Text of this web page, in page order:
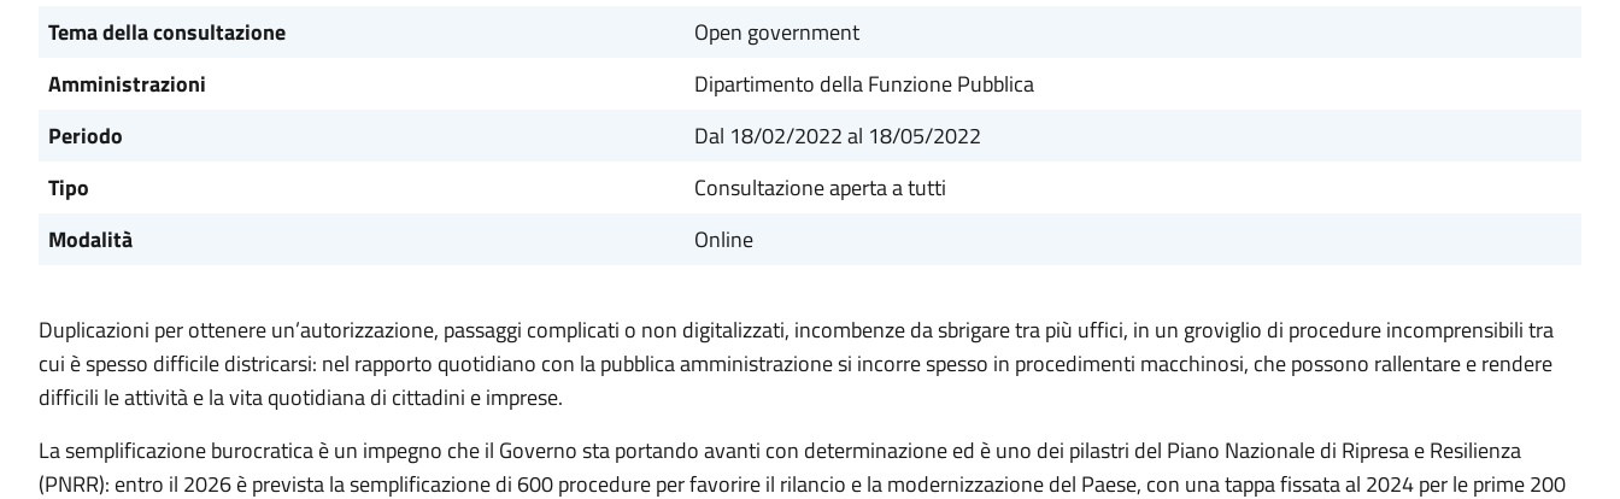
Tema della consultazione
Open government
Amministrazioni
Dipartimento della Funzione Pubblica
Periodo
Dal 18/02/2022al 18/05/2022
Tipo
Consultazione aperta a tutti
Modalità
Online
Duplicazioni per ottenere un’autorizzazione, passaggi complicati o non digitalizzati, incombenze da sbrigare tra più uffici, in un groviglio di procedure incomprensibili tra
cui è spesso difficile districarsi: nel rapporto quotidiano con la pubblica amministrazione si incorre spesso in procedimenti macchinosi, che possono rallentare e rendere
difficili le attività e la vita quotidiana di cittadini e imprese.
La semplificazione burocratica è un impegno che il Governo sta portando avanti con determinazione ed è uno dei pilastri del Piano Nazionale di Ripresa e Resilienza
(PNRR): entro il 2026 è prevista la semplificazione di 600 procedure per favorire il rilancio e la modernizzazione del Paese, con una tappa fissata al 2024 per le prime 200